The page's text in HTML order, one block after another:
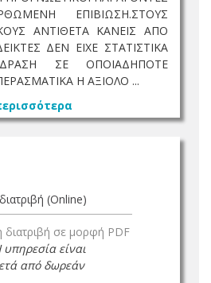
ΕΠΙΒΙΩΣΗ.ΣΤΟΥΣ
ΑΝΤΙΘΕΤΑ ΚΑΝΕΙΣ ΑΠΟ
ΔΕΝ ΕΙΧΕ ΣΤΑΤΙΣΤΙΚΑ
ΣΕ ΟΠΟΙΑΔΗΠΟΤΕ
Η ΑΞΙΟΛΟ ...
(Online)
διατριβή σε μορφή PDF
υπηρεσία είναι
από δωρεάν